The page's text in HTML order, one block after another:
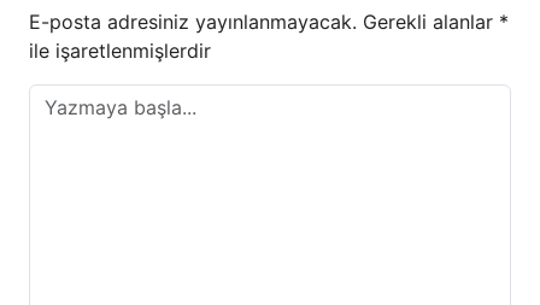
E-posta adresiniz yayınlanmayacak. Gerekli alanlar *
ile işaretlenmişlerdir